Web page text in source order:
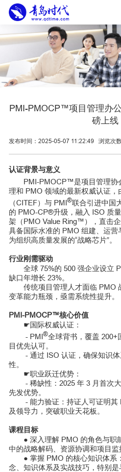
PMI-PMOCP™项目管理办
磅上线
发布时间：2025-05-07 11:22:49 浏览次
认证背景与意义
PMI-PMOCP™是项目管理协
理和 PMO 领域的最新权威认证
（CITEF）与 PMI®联合引进中国
的 PMO-CP®升级，融入 ISO 质
架（PMO Value Ring™），直击
具备国际水准的 PMO 组建、运
为组织高质量发展的“战略芯片”。
行业刚需驱动
全球 75%的 500 强企业设立
缺口年增长 23%。
传统项目管理人才面临 PMO
变革能力瓶颈，亟需系统性提升。
PMI-PMOCP™核心价值
☛国际权威认证：
- PMI®全球背书，覆盖 200+
目优先认可。
- 通过 ISO 认证，确保知识
性。
☛职业跃迁优势：
- 稀缺性：2025 年 3 月首次
先发优势。
- 能力验证：持证人可证明
及领导力，突破职业天花板。
课程目标
● 深入理解 PMO 的角色与职
中的战略解码、资源协调和项目监
● 掌握 PMO 的核心知识体系
念、知识体系及实战技巧，特别是